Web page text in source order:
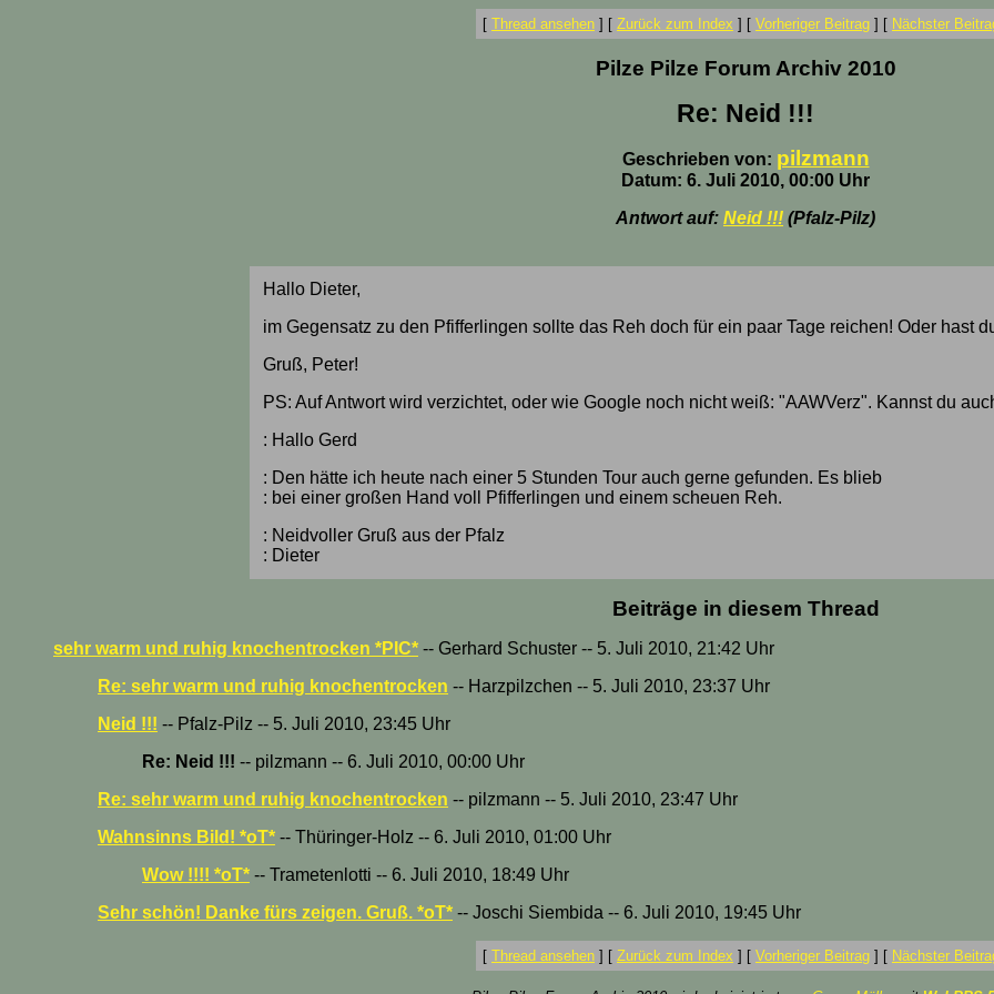
[ Thread ansehen ] [ Zurück zum Index ] [ Vorheriger Beitrag ] [ Nächster
Pilze Pilze Forum Archiv 2010
Re: Neid !!!
Geschrieben von: pilzmann
Datum: 6. Juli 2010, 00:00 Uhr
Antwort auf: Neid !!! (Pfalz-Pilz)
Hallo Dieter,
im Gegensatz zu den Pfifferlingen sollte das Reh doch für ein paar Tage reichen! Oder hast
Gruß, Peter!
PS: Auf Antwort wird verzichtet, oder wie Google noch nicht weiß: "AAWVerz". Kannst du
: Hallo Gerd
: Den hätte ich heute nach einer 5 Stunden Tour auch gerne gefunden. Es blieb
: bei einer großen Hand voll Pfifferlingen und einem scheuen Reh.
: Neidvoller Gruß aus der Pfalz
: Dieter
Beiträge in diesem Thread
sehr warm und ruhig knochentrocken *PIC* -- Gerhard Schuster -- 5. Juli 2010, 21:42 Uhr
Re: sehr warm und ruhig knochentrocken -- Harzpilzchen -- 5. Juli 2010, 23:37 Uhr
Neid !!! -- Pfalz-Pilz -- 5. Juli 2010, 23:45 Uhr
Re: Neid !!! -- pilzmann -- 6. Juli 2010, 00:00 Uhr
Re: sehr warm und ruhig knochentrocken -- pilzmann -- 5. Juli 2010, 23:47 Uhr
Wahnsinns Bild! *oT* -- Thüringer-Holz -- 6. Juli 2010, 01:00 Uhr
Wow !!!! *oT* -- Trametenlotti -- 6. Juli 2010, 18:49 Uhr
Sehr schön! Danke fürs zeigen. Gruß. *oT* -- Joschi Siembida -- 6. Juli 2010, 19:45 Uhr
[ Thread ansehen ] [ Zurück zum Index ] [ Vorheriger Beitrag ] [ Nächster